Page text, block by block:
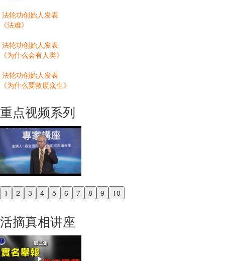
法轮功创始人发表
《法难》
法轮功创始人发表
《为什么会有人类》
法轮功创始人发表
《为什么要救度众生》
重点视频系列
1 2 3 4 5 6 7 8 9 10
Previous
活摘真相讲座